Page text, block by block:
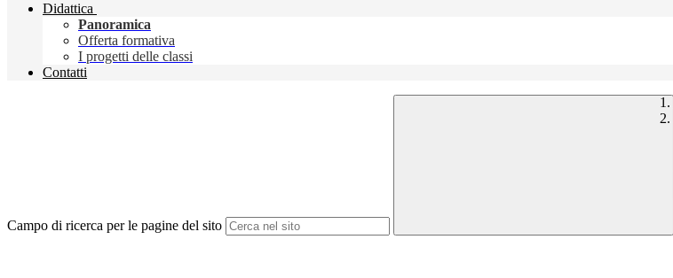
Didattica
Panoramica
Offerta formativa
I progetti delle classi
Contatti
Campo di ricerca per le pagine del sito